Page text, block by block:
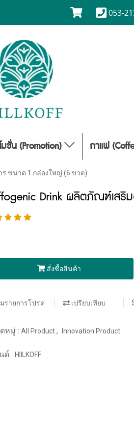
053-
มชั่น (Promotion) กาแฟ
ขนาด 1 กล่องใหญ่ (6 ขวด)
Drink ผลิตภัณฑ์เส
สั่งซื้อสินค้า
มรายการโปรด เปรียบเทียบ
หมู่ : All Product, Innovation Product
ด์ : HIILKOFF